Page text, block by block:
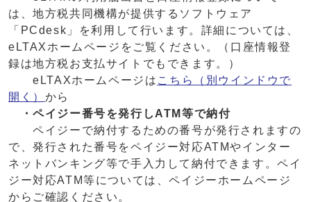
は、地方税共同機構が提供するソフトウェア
「PCdesk」を利用して行います。詳細については、
eLTAXホームページをご覧ください。（口座情報登
録は地方税お支払サイトでもできます。）
eLTAXホームページは こちら
（別ウインドウで
開く） から
・ペイジー番号を発行しATM等で納付
ペイジーで納付するための番号が発行されますの
で、発行された番号をペイジー対応ATMやインター
ネットバンキング等で手入力して納付できます。ペイ
ジー対応ATM等については、ペイジーホームページ
からご確認ください。